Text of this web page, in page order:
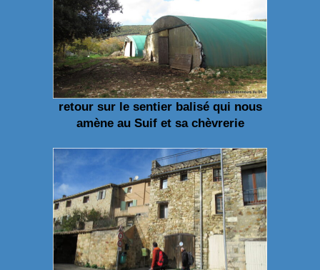
retour sur le sentier balisé qui nous
amène au Suif et sa chèvrerie